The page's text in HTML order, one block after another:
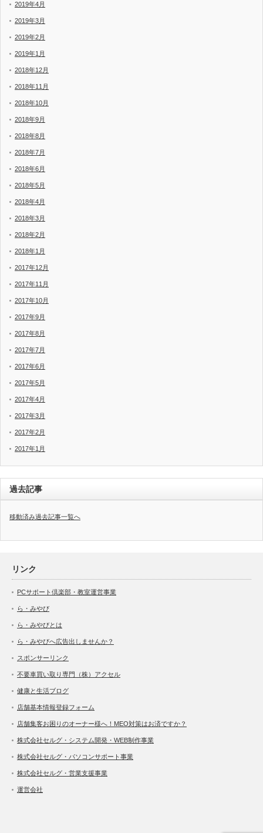
2019年4月
2019年3月
2019年2月
2019年1月
2018年12月
2018年11月
2018年10月
2018年9月
2018年8月
2018年7月
2018年6月
2018年5月
2018年4月
2018年3月
2018年2月
2018年1月
2017年12月
2017年11月
2017年10月
2017年9月
2017年8月
2017年7月
2017年6月
2017年5月
2017年4月
2017年3月
2017年2月
2017年1月
過去記事
移動済み過去記事一覧へ
リンク
PCサポート倶楽部・教室運営事業
ら・みやび
ら・みやびとは
ら・みやびへ広告出しませんか？
スポンサーリンク
不要車買い取り専門（株）アクセル
健康と生活ブログ
店舗基本情報登録フォーム
店舗集客お困りのオーナー様へ！MEO対策はお済ですか？
株式会社セルグ・システム開発・WEB制作事業
株式会社セルグ・パソコンサポート事業
株式会社セルグ・営業支援事業
運営会社